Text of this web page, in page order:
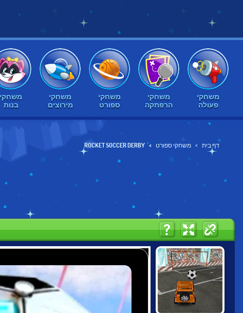
משחקי
פעולה
משחקי
הרפתקה
משחקי
ספורט
משחקי
מירוצים
משחקי
בנות
דף בית משחקי ספורט ROCKET SOCCER DERBY